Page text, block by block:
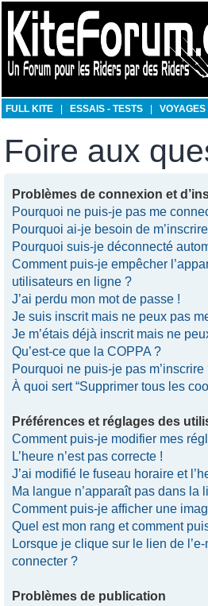
FULL KITE ESSAIS - TESTS VOYAGES
Foire aux
Problèmes de connexion et
Pourquoi ne puis-je pas me
Pourquoi ai-je besoin de
Pourquoi suis-je déconnecté
Comment puis-je empêcher
utilisateurs en ligne ?
J’ai perdu mon mot de passe !
Je suis inscrit mais ne peux pas
Je m’étais déjà inscrit mais ne
Qu’est-ce que la COPPA ?
Pourquoi ne puis-je pas m’inscrire
À quoi sert “Supprimer tous les
Préférences et réglages des
Comment puis-je modifier mes
L’heure n’est pas correcte !
J’ai modifié le fuseau horaire et
Ma langue n’apparaît pas dans la
Comment puis-je afficher une
Quel est mon rang et comment
Lorsque je clique sur le lien de
connecter ?
Problèmes de publication